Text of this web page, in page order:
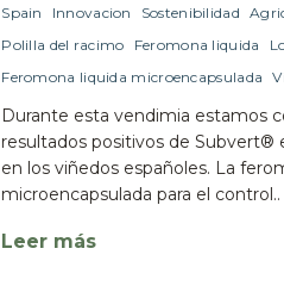
Spain Innovacion Sostenibilidad
Polilla del racimo
Feromona liquida
Feromona liquida microencapsulada
Durante esta vendimia estamos
resultados positivos de Subvert®
en los viñedos españoles. La
microencapsulada para el control..
Leer más